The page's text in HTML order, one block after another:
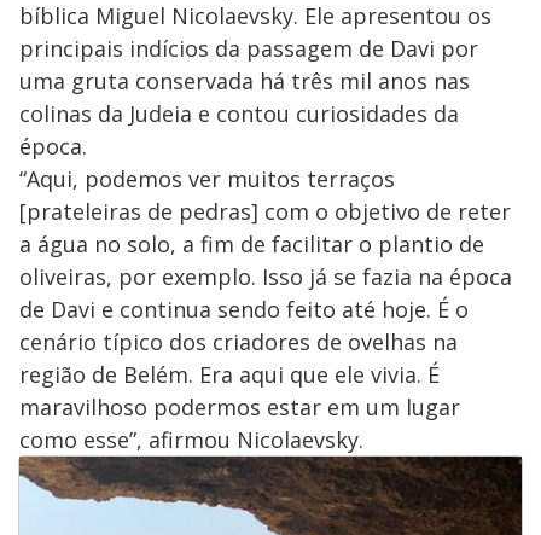
bíblica Miguel Nicolaevsky. Ele apresentou os
principais indícios da passagem de Davi por
uma gruta conservada há três mil anos nas
colinas da Judeia e contou curiosidades da
época.
“Aqui, podemos ver muitos terraços
[prateleiras de pedras] com o objetivo de reter
a água no solo, a fim de facilitar o plantio de
oliveiras, por exemplo. Isso já se fazia na época
de Davi e continua sendo feito até hoje. É o
cenário típico dos criadores de ovelhas na
região de Belém. Era aqui que ele vivia. É
maravilhoso podermos estar em um lugar
como esse”, afirmou Nicolaevsky.